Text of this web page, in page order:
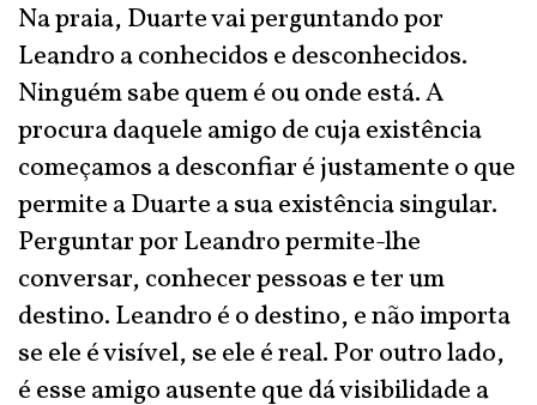
Na praia, Duarte vai perguntando por
Leandro a conhecidos e desconhecidos.
Ninguém sabe quem é ou onde está. A
procura daquele amigo de cuja existência
começamos a desconfiar é justamente o que
permite a Duarte a sua existência singular.
Perguntar por Leandro permite-lhe
conversar, conhecer pessoas e ter um
destino. Leandro é o destino, e não importa
se ele é visível, se ele é real. Por outro lado,
é esse amigo ausente que dá visibilidade a